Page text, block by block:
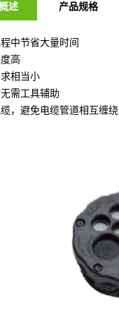
述 产品规格
中节省大量时间
高
相当小
需工具辅助
，避免电缆管道相互缠绕